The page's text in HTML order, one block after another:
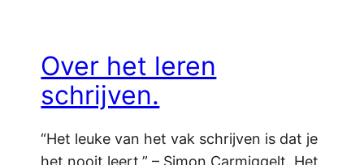
Over het leren
schrijven.
“Het leuke van het vak schrijven is dat je
het nooit leert.” – Simon Carmiggelt. Het